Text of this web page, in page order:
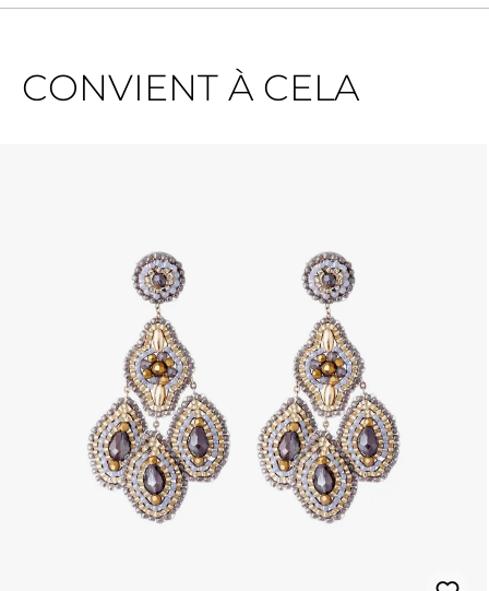
CONVIENT À CELA